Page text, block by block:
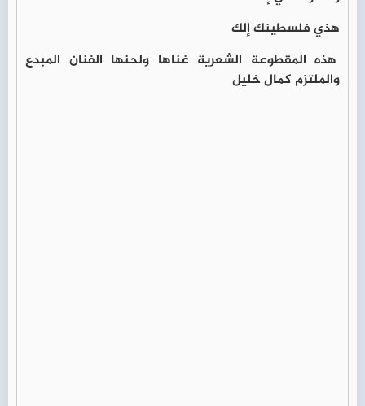
هذي فلسطينك إلك
هذه المقطوعة الشعرية غناها ولحنها الفنان المبدع
والملتزم كمال خليل